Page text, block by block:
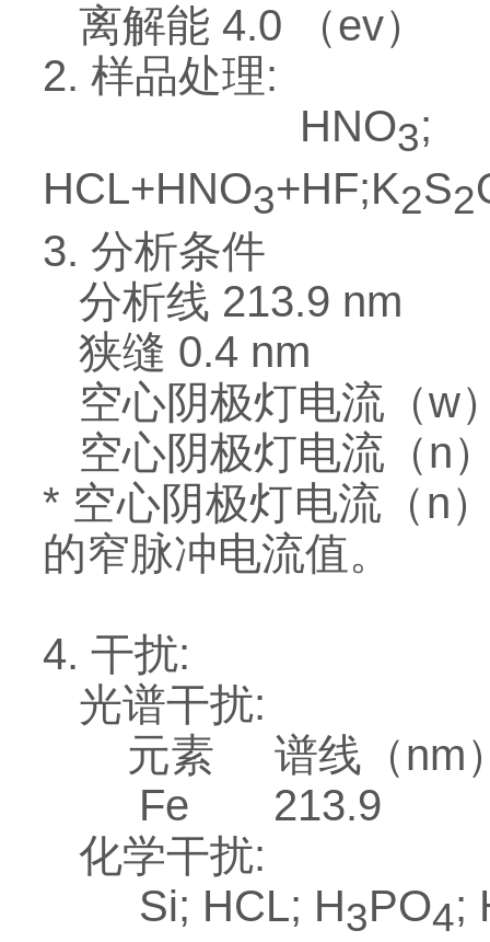
离解能 4.0 （ev）
2. 样品处理:
HNO3;
HCL+HNO3+HF;K2S2
3. 分析条件
分析线 213.9 nm
狭缝 0.4 nm
空心阴极灯电流（w
空心阴极灯电流（n
* 空心阴极灯电流（n
的窄脉冲电流值。
4. 干扰:
光谱干扰:
元素 谱线（nm
Fe 213.9
化学干扰:
Si; HCL; H3PO4;